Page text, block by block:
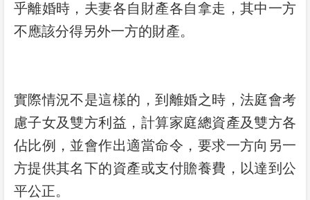
乎離婚時，夫妻各自財產各自拿走，其中一方
不應該分得另外一方的財產。
實際情況不是這樣的，到離婚之時，法庭會考
慮子女及雙方利益，計算家庭總資產及雙方各
佔比例，並會作出適當命令，要求一方向另一
方提供其名下的資產或支付贍養費，以達到公
平公正。